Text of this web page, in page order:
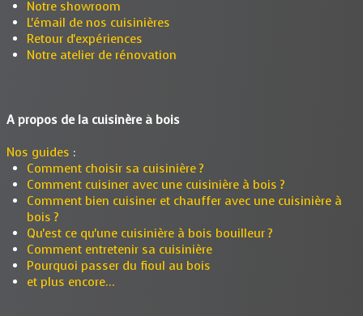
Notre showroom
L'émail de nos cuisinières
Retour d'expériences
Notre atelier de rénovation
A propos de la cuisinère à bois
Nos guides :
Comment choisir sa cuisinière ?
Comment cuisiner avec une cuisinière à bois ?
Comment bien cuisiner et chauffer avec une cuisinière à
bois ?
Qu'est ce qu'une cuisinière à bois bouilleur ?
Comment entretenir sa cuisinière
Pourquoi passer du fioul au bois
et plus encore...